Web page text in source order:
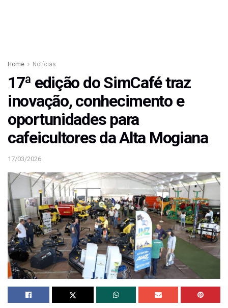
Home Notícias
17ª edição do SimCafé traz
inovação, conhecimento e
oportunidades para
cafeicultores da Alta Mogiana
17/03/2026